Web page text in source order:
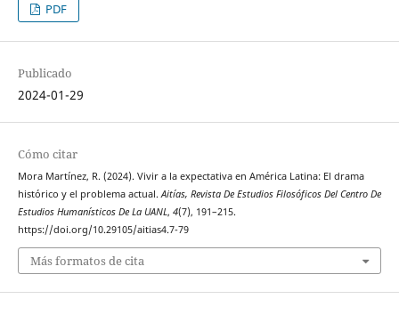
PDF
Publicado
2024-01-29
Cómo citar
Mora Martínez, R. (2024). Vivir a la expectativa en América Latina: El drama
histórico y el problema actual. Aitías, Revista De Estudios Filosóficos Del Centro De
Estudios Humanísticos De La UANL , 4(7), 191–215.
https://doi.org/10.29105/aitias4.7-79
Más formatos de cita